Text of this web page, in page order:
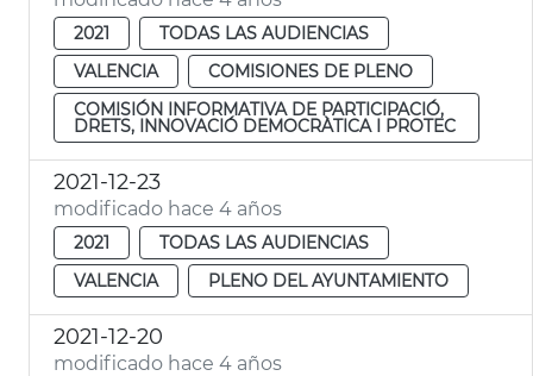
2021
TODAS LAS AUDIENCIAS
VALENCIA
COMISIONES DE PLENO
COMISIÓN INFORMATIVA DE PARTICIPACIÓ,
DRETS, INNOVACIÓ DEMOCRÀTICA I PROTEC
2021-12-23
modificado hace 4 años
2021
TODAS LAS AUDIENCIAS
VALENCIA
PLENO DEL AYUNTAMIENTO
2021-12-20
modificado hace 4 años